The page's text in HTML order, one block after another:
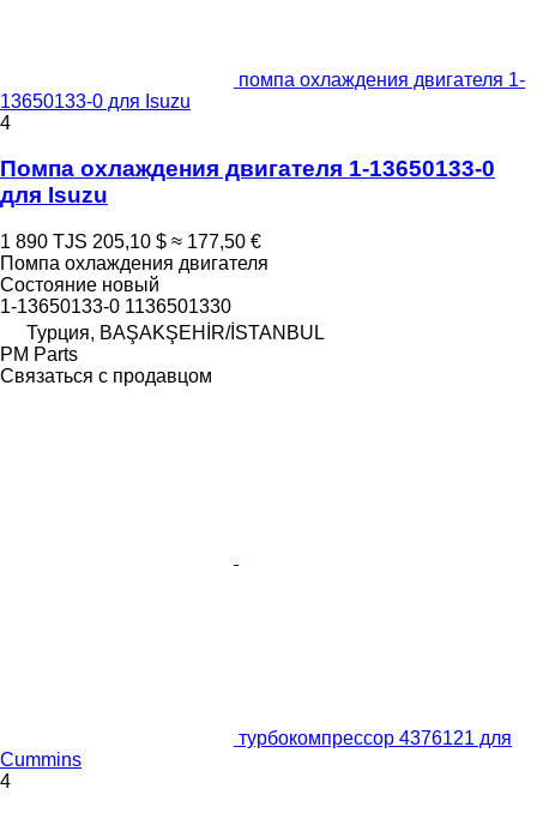
помпа охлаждения двигателя 1-
13650133-0 для Isuzu
4
Помпа охлаждения двигателя 1-13650133-0
для Isuzu
1 890 TJS 205,10 $ ≈ 177,50 €
Помпа охлаждения двигателя
Состояние новый
1-13650133-0 1136501330
Турция, BAŞAKŞEHİR/İSTANBUL
PM Parts
Связаться с продавцом
турбокомпрессор 4376121 для
Cummins
4